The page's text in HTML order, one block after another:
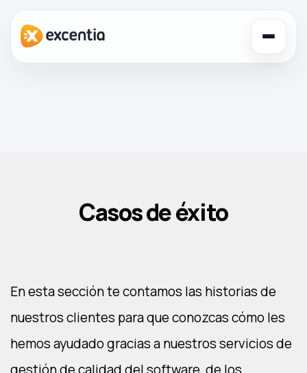
Casos de éxito
En esta sección te contamos las historias de
nuestros clientes para que conozcas cómo les
hemos ayudado gracias a nuestros servicios de